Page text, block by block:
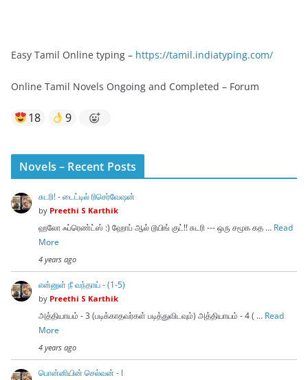
Easy Tamil Online typing – https://tamil.indiatyping.com/
Online Tamil Novels Ongoing and Completed – Forum
18 9
Novels – Recent Posts
சுடரி! - டைட்டில் ரிசெர்வேஷன்
by Preethi S Karthik
ஹலோ ஃப்ரெண்ட்ஸ் :) ஹோப் ஆல் டூயிங் குட்!! சுடரி --- ஒரு சமூக கத … Read
More
4 years ago
என்னுள் நீ வந்தாய் - (1-5)
by Preethi S Karthik
அத்தியாயம் - 3 (படிக்காதவர்கள் படித்துவிடவும்) அத்தியாயம் - 4 ( … Read
More
4 years ago
பொன்னியின் செல்வன் - I